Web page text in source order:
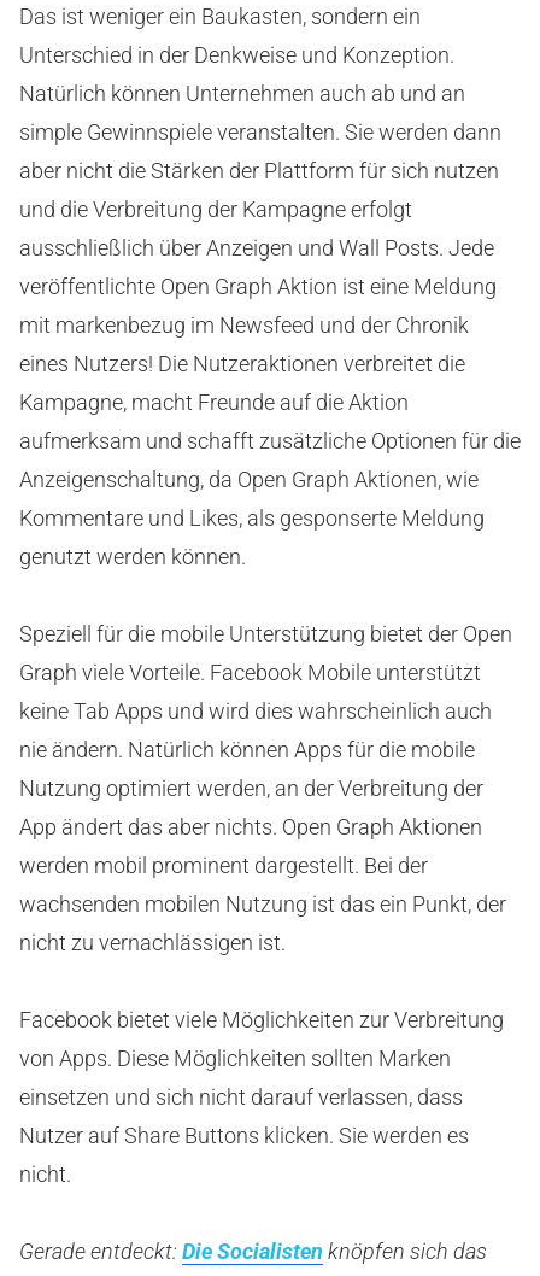
Das ist weniger ein Baukasten, sondern ein
Unterschied in der Denkweise und Konzeption.
Natürlich können Unternehmen auch ab und an
simple Gewinnspiele veranstalten. Sie werden dann
aber nicht die Stärken der Plattform für sich nutzen
und die Verbreitung der Kampagne erfolgt
ausschließlich über Anzeigen und Wall Posts. Jede
veröffentlichte Open Graph Aktion ist eine Meldung
mit markenbezug im Newsfeed und der Chronik
eines Nutzers! Die Nutzeraktionen verbreitet die
Kampagne, macht Freunde auf die Aktion
aufmerksam und schafft zusätzliche Optionen für die
Anzeigenschaltung, da Open Graph Aktionen, wie
Kommentare und Likes, als gesponserte Meldung
genutzt werden können.
Speziell für die mobile Unterstützung bietet der Open
Graph viele Vorteile. Facebook Mobile unterstützt
keine Tab Apps und wird dies wahrscheinlich auch
nie ändern. Natürlich können Apps für die mobile
Nutzung optimiert werden, an der Verbreitung der
App ändert das aber nichts. Open Graph Aktionen
werden mobil prominent dargestellt. Bei der
wachsenden mobilen Nutzung ist das ein Punkt, der
nicht zu vernachlässigen ist.
Facebook bietet viele Möglichkeiten zur Verbreitung
von Apps. Diese Möglichkeiten sollten Marken
einsetzen und sich nicht darauf verlassen, dass
Nutzer auf Share Buttons klicken. Sie werden es
nicht.
Gerade entdeckt: Die Socialisten knöpfen sich das